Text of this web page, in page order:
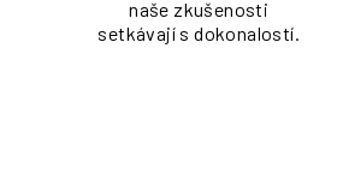
naše zkušenosti
setkávají s dokonalostí.